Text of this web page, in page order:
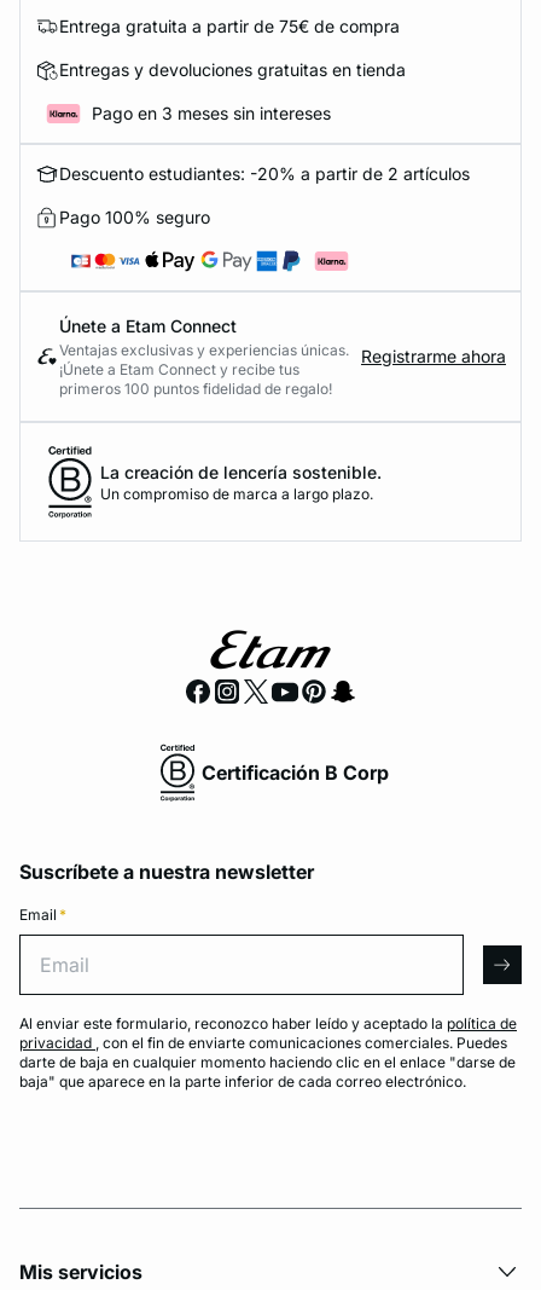
Entrega gratuita a partir de 75€ de compra
Entregas y devoluciones gratuitas en tienda
Pago en 3 meses sin intereses
Descuento estudiantes: -20% a partir de 2 artículos
Pago 100% seguro
Únete a Etam Connect
Ventajas exclusivas y experiencias únicas.
¡Únete a Etam Connect y recibe tus
primeros 100 puntos fidelidad de regalo!
Registrarme ahora
La creación de lencería sostenible.
Un compromiso de marca a largo plazo.
Certificación B Corp
Suscríbete a nuestra newsletter
Email *
Al enviar este formulario, reconozco haber leído y aceptado la política de
privacidad , con el fin de enviarte comunicaciones comerciales. Puedes
darte de baja en cualquier momento haciendo clic en el enlace "darse de
baja" que aparece en la parte inferior de cada correo electrónico.
Mis servicios